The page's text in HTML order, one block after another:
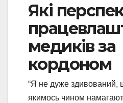
Які
медиків за
кордоном
“Я не дуже здивований,
якимось чином